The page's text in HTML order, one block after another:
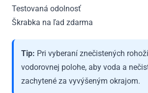
Testovaná odolnosť
Škrabka na ľad zdarma
Tip: Pri vyberaní znečistených
vodorovnej polohe, aby voda a
zachytené za vyvýšeným okrajom.